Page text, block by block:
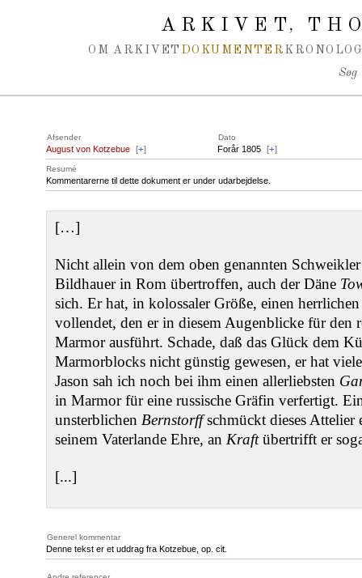
ARKIVET,
OM ARKIVET DOKUMENTER
Søg
Afsender Dato
August von Kotzebue [+] Forår 1805 [+]
Resumé
Kommentarerne til dette dokument er under udarbejdelse.
[…]
Nicht allein von dem oben genannten
Bildhauer in Rom übertroffen, auch der Däne
sich. Er hat, in kolossaler Größe, einen
vollendet, den er in diesem Augenblicke für den
Marmor ausführt. Schade, daß das Glück dem
Marmorblocks nicht günstig gewesen, er hat
Jason sah ich noch bei ihm einen allerliebsten
in Marmor für eine russische Gräfin verfertigt.
unsterblichen Bernstorffschmückt dieses Attelier
seinem Vaterlande Ehre, an Kraftübertrifft er
[...]
Generel kommentar
Denne tekst er et uddrag fra Kotzebue, op. cit.